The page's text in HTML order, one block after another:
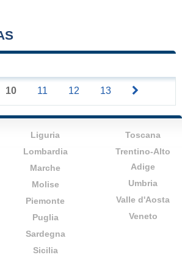
10 11 12 13
Liguria
Lombardia
Marche
Molise
Piemonte
Puglia
Sardegna
Sicilia
Toscana
Trentino-Alto
Adige
Umbria
Valle d'Aosta
Veneto